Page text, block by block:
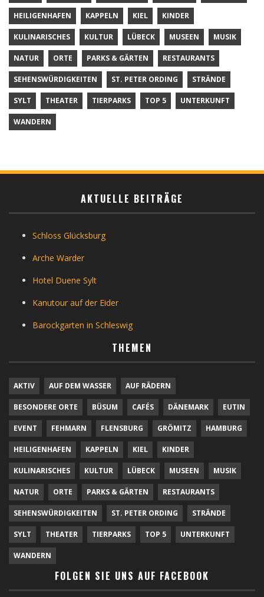
HEILIGENHAFEN KAPPELN KIEL KINDER
KULINARISCHES KULTUR LÜBECK MUSEEN MUSIK
NATUR ORTE PARKS & GÄRTEN RESTAURANTS
SEHENSWÜRDIGKEITEN ST. PETER ORDING STRÄNDE
SYLT THEATER TIERPARKS TOP 5 UNTERKUNFT
WANDERN
AKTUELLE BEITRÄGE
Schloss Glücksburg
Arche Warder
Hotel Duene Sylt
Kanutour auf der Eider
Barockgarten in Schleswig
THEMEN
AKTIV AUF DEM WASSER AUF RÄDERN
BESONDERE ORTE BÜSUM CAFÉS DÄNEMARK EUTIN
EVENT FEHMARN FLENSBURG GRÖMITZ HAMBURG
HEILIGENHAFEN KAPPELN KIEL KINDER
KULINARISCHES KULTUR LÜBECK MUSEEN MUSIK
NATUR ORTE PARKS & GÄRTEN RESTAURANTS
SEHENSWÜRDIGKEITEN ST. PETER ORDING STRÄNDE
SYLT THEATER TIERPARKS TOP 5 UNTERKUNFT
WANDERN
FOLGEN SIE UNS AUF FACEBOOK